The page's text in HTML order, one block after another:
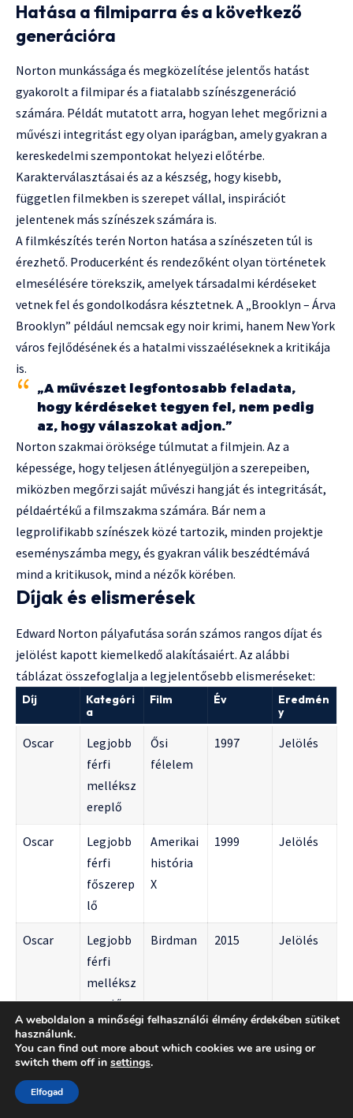
Hatása a filmiparra és a következő
generációra
Norton munkássága és megközelítése jelentős hatást
gyakorolt a filmipar és a fiatalabb színészgeneráció
számára. Példát mutatott arra, hogyan lehet megőrizni a
művészi integritást egy olyan iparágban, amely gyakran a
kereskedelmi szempontokat helyezi előtérbe.
Karakterválasztásai és az a készség, hogy kisebb,
független filmekben is szerepet vállal, inspirációt
jelentenek más színészek számára is.
A filmkészítés terén Norton hatása a színészeten túl is
érezhető. Producerként és rendezőként olyan történetek
elmesélésére törekszik, amelyek társadalmi kérdéseket
vetnek fel és gondolkodásra késztetnek. A „Brooklyn – Árva
Brooklyn” például nemcsak egy noir krimi, hanem New York
város fejlődésének és a hatalmi visszaéléseknek a kritikája
is.
„A művészet legfontosabb feladata,
hogy kérdéseket tegyen fel, nem pedig
az, hogy válaszokat adjon.”
Norton szakmai öröksége túlmutat a filmjein. Az a
képessége, hogy teljesen átlényegüljön a szerepeiben,
miközben megőrzi saját művészi hangját és integritását,
példaértékű a filmszakma számára. Bár nem a
legprolifikabb színészek közé tartozik, minden projektje
eseményszámba megy, és gyakran válik beszédtémává
mind a kritikusok, mind a nézők körében.
Díjak és elismerések
Edward Norton pályafutása során számos rangos díjat és
jelölést kapott kiemelkedő alakításaiért. Az alábbi
táblázat összefoglalja a legjelentősebb elismeréseket:
Díj
Kategóri
a
Film Év
Eredmén
y
Oscar
Legjobb
férfi
melléksz
ereplő
Ősi
félelem
1997 Jelölés
Oscar
Legjobb
férfi
főszerep
lő
Amerikai
história
X
1999 Jelölés
Oscar
Legjobb
férfi
melléksz
ereplő
Birdman 2015 Jelölés
Golden
Globe
férfi
A weboldalon a minőségi felhasználói élmény érdekében sütiket
használunk.
You can find out more about which cookies we are using or
switch them off in settings.
Elfogad